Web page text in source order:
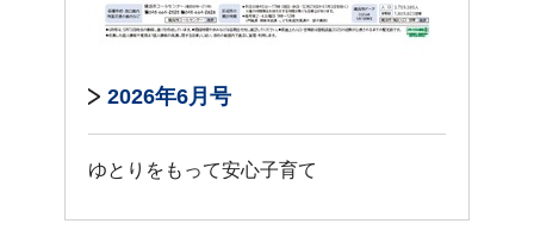
2026年6月号
ゆとりをもって安心子育て